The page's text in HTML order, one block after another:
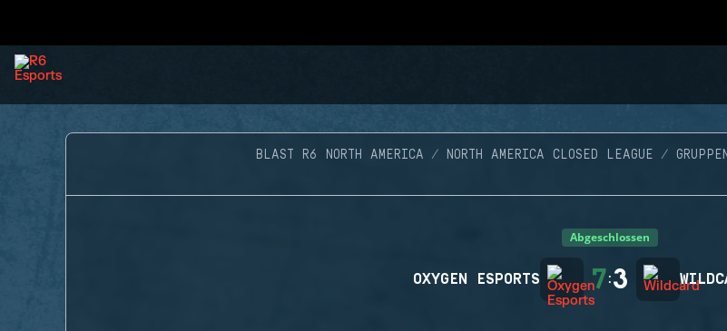
BLAST R6 NORTH AMERICA NORTH AMERICA CLOSED LEAGUE
Abgeschlossen
OXYGEN ESPORTS 7:3